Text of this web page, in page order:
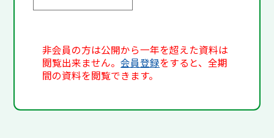
非会員の方は公開から一年を超えた資料は
閲覧出来ません。会員登録をすると、全期
間の資料を閲覧できます。